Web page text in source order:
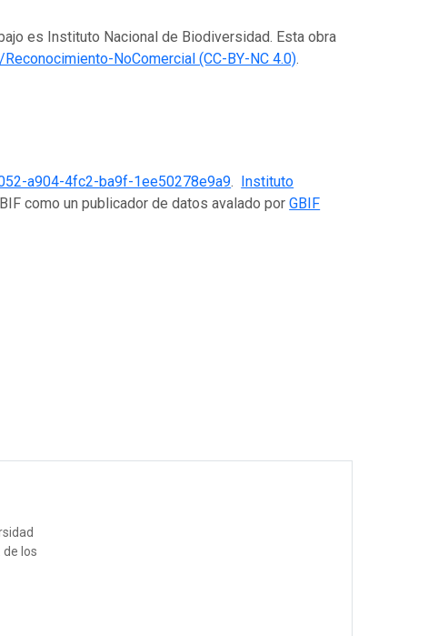
es Instituto Nacional de Biodiversidad. Esta obra
NoComercial (CC-BY-NC 4.0).
a904-4fc2-ba9f-1ee50278e9a9. Instituto
como un publicador de datos avalado porGBIF
de los